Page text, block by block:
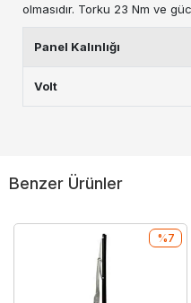
olmasıdır. Torku 23 Nm ve
Panel Kalınlığı
Volt
Benzer Ürünler
%7